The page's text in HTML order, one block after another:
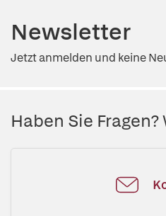
Newsletter
Jetzt anmelden und keine
Haben Sie